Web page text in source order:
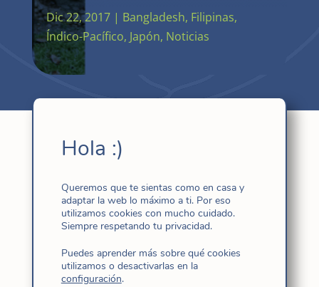
Dic 22, 2017| Bangladesh, Filipinas,
Índico-Pacífico, Japón, Noticias
Navidad
Relacionadas
Hola :)
Queremos que te sientas como en casa y
adaptar la web lo máximo a ti. Por eso
utilizamos cookies con mucho cuidado.
Siempre respetando tu privacidad.
Puedes aprender más sobre qué cookies
utilizamos o desactivarlas en la
configuración.